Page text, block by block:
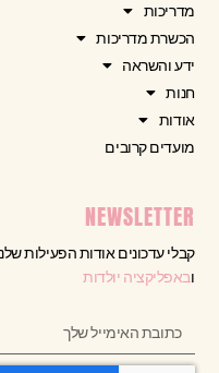
מדריכות
הכשרת מדריכות
ידע והשראה
חנות
אודות
מועדים קרובים
NEWSLETTER
קבלי עדכונים אודות הפעילות
ובאפליקציה יולדות